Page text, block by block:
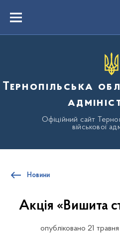
вмістуMenu
Тернопільська
Офіційний сайт
військової
Новини
Акція «Вишита
опубліковано 21